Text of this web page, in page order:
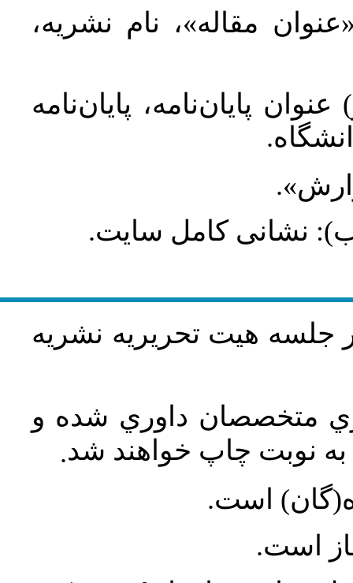
مقاله»، نام نشریه،
پایان‌نامه، پایان‌نامه
نشانی کامل سایت.
جلسه هيت تحريريه نشريه
متخصصان داوري شده و
نوبت چاپ خواهند شد.
است.
است.